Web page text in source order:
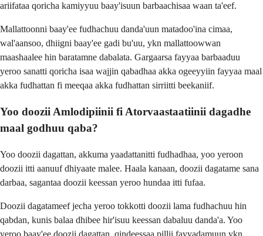
ariifataa qoricha kamiyyuu baay'isuun barbaachisaa waan ta'eef.
Mallattoonni baay'ee fudhachuu danda'uun matadoo'ina cimaa,
wal'aansoo, dhiigni baay'ee gadi bu'uu, ykn mallattoowwan
maashaalee hin baratamne dabalata. Gargaarsa fayyaa barbaaduu
yeroo sanatti qoricha isaa wajjin qabadhaa akka ogeeyyiin fayyaa maal
akka fudhattan fi meeqaa akka fudhattan sirriitti beekaniif.
Yoo doozii Amlodipiinii fi Atorvaastaatiinii dagadhe
maal godhuu qaba?
Yoo doozii dagattan, akkuma yaadattanitti fudhadhaa, yoo yeroon
doozii itti aanuuf dhiyaate malee. Haala kanaan, doozii dagatame sana
darbaa, sagantaa doozii keessan yeroo hundaa itti fufaa.
Doozii dagatameef jecha yeroo tokkotti doozii lama fudhachuu hin
qabdan, kunis balaa dhibee hir'isuu keessan dabaluu danda'a. Yoo
yeroo baay'ee doozii dagattan, qindeessaa pillii fayyadamuun ykn